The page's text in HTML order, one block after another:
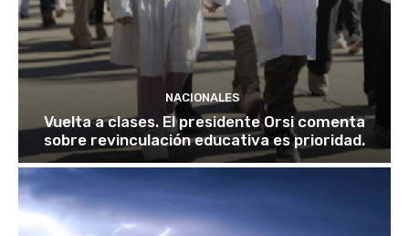
NACIONALES
Vuelta a clases. El presidente Orsi comenta
sobre revinculación educativa es prioridad.